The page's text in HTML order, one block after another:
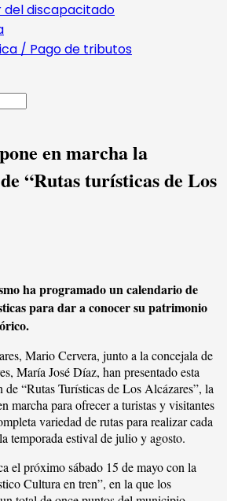
del discapacitado
/ Pago de tributos
en marcha la
“Rutas turísticas de Los
ha programado un calendario de
para dar a conocer su patrimonio
Mario Cervera, junto a la concejala de
María José Díaz, han presentado esta
de “Rutas Turísticas de Los Alcázares”, la
marcha para ofrecer a turistas y visitantes
variedad de rutas para realizar cada
temporada estival de julio y agosto.
el próximo sábado 15 de mayo con la
Cultura en tren”, en la que los